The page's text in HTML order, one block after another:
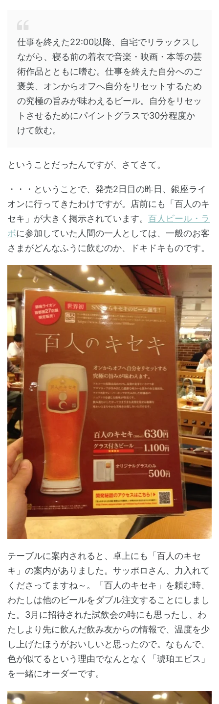
仕事を終えた22:00以降、自宅でリラックスし
ながら、寝る前の着衣で音楽・映画・本等の芸
術作品とともに嗜む。仕事を終えた自分へのご
褒美、オンからオフへ自分をリセットするため
の究極の旨みが味わえるビール。自分をリセッ
トさせるためにパイントグラスで30分程度か
けて飲む。
ということだったんですが、さてさて。
・・・ということで、発売2日目の昨日、銀座ライ
オンに行ってきたわけですが。店前にも「百人のキ
セキ」が大きく掲示されています。 百人ビール・ラ
ボに参加していた人間の一人としては、一般のお客
さまがどんなふうに飲むのか、ドキドキものです。
テーブルに案内されると、卓上にも「百人のキセ
キ」の案内がありました。サッポロさん、力入れて
くださってますね～。「百人のキセキ」を頼む時、
わたしは他のビールをダブル注文することにしまし
た。3月に招待された試飲会の時にも思ったし、わ
たしより先に飲んだ飲み友からの情報で、温度を少
し上げたほうがおいしいと思ったので。なもんで、
色が似てるという理由でなんとなく「琥珀エビス」
を一緒にオーダーです。